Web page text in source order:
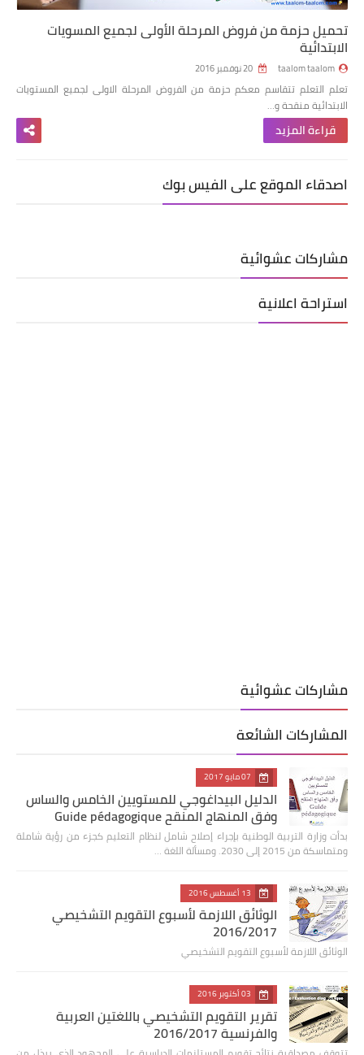
تحميل حزمة من فروض المرحلة الأولى لجميع المسويات
الابتدائية
taalom taalom
تعلم التعلم تتقاسم معكم حزمة من الفروض المرحلة الاولى لجميع المستويات
الابتدائية منقحة و…
قراءة المزيد
اصدقاء الموقع على الفيس بوك
مشاركات عشوائية
استراحة اعلانية
مشاركات عشوائية
المشاركات الشائعة
07 مايو 2017
الدليل البيداغوجي للمستويين الخامس والساس
وفق المنهاج المنقح Guide pédagogique
بدأت وزارة التربية الوطنية بإجراء إصلاح شامل لنظام التعليم كجزء من رؤية شاملة
ومتماسكة من 2015 إلى 2030. ومسألة اللغة …
13 أغسطس 2016
الوثائق اللازمة لأسبوع التقويم التشخيصي
2016/2017
الوثائق اللازمة لأسبوع التقويم التشخيصي
03 أكتوبر 2016
تقرير التقويم التشخيصي باللغتين العربية
والفرنسية 2016/2017